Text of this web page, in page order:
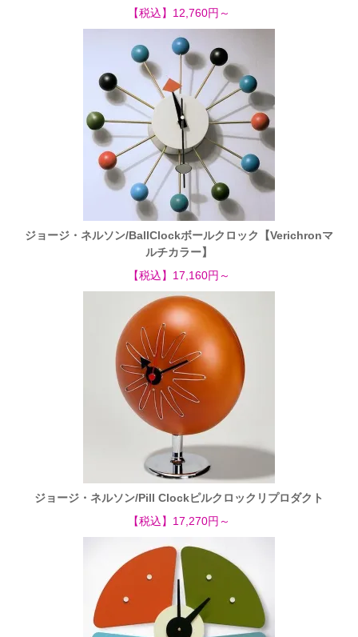
【税込】12,760円～
ジョージ・ネルソン/BallClockボールクロック【Verichronマ
ルチカラー】
【税込】17,160円～
ジョージ・ネルソン/Pill Clockピルクロックリプロダクト
【税込】17,270円～